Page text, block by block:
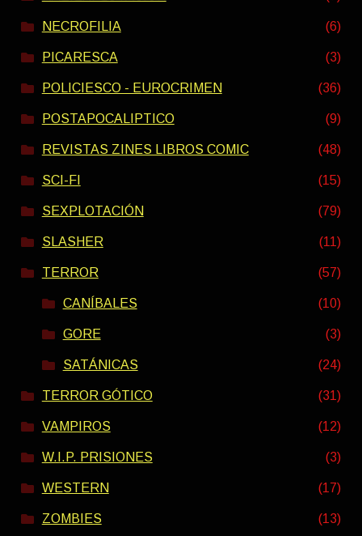
NECROFILIA (6)
PICARESCA (3)
POLICIESCO - EUROCRIMEN (36)
POSTAPOCALIPTICO (9)
REVISTAS ZINES LIBROS COMIC (48)
SCI-FI (15)
SEXPLOTACIÓN (79)
SLASHER (11)
TERROR (57)
CANÍBALES (10)
GORE (3)
SATÁNICAS (24)
TERROR GÓTICO (31)
VAMPIROS (12)
W.I.P. PRISIONES (3)
WESTERN (17)
ZOMBIES (13)